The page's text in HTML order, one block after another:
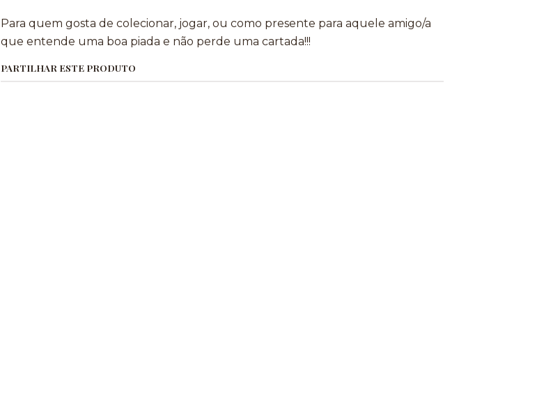
Para quem gosta de colecionar, jogar, ou como presente para aquele amigo/a
que entende uma boa piada e não perde uma cartada!!!
PARTILHAR ESTE PRODUTO